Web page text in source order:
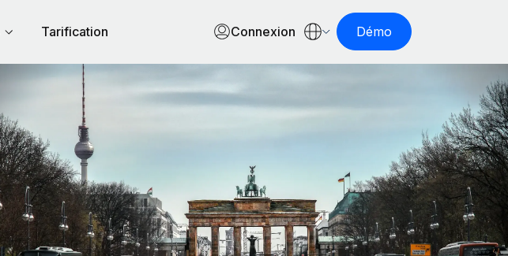
Tarification Connexion Démo